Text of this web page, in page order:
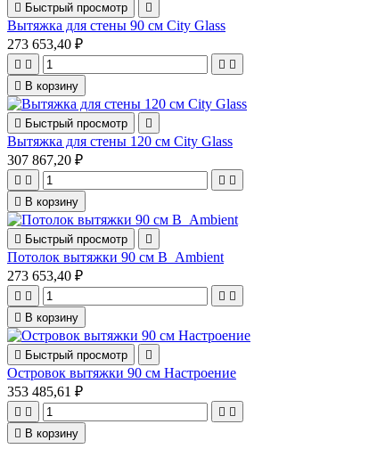
 Быстрый просмотр 
Вытяжка для стены 90 см City Glass
273 653,40 ₽
   
 В корзину
 Быстрый просмотр 
Вытяжка для стены 120 см City Glass
307 867,20 ₽
   
 В корзину
 Быстрый просмотр 
Потолок вытяжки 90 см B_Ambient
273 653,40 ₽
   
 В корзину
 Быстрый просмотр 
Островок вытяжки 90 см Настроение
353 485,61 ₽
   
 В корзину